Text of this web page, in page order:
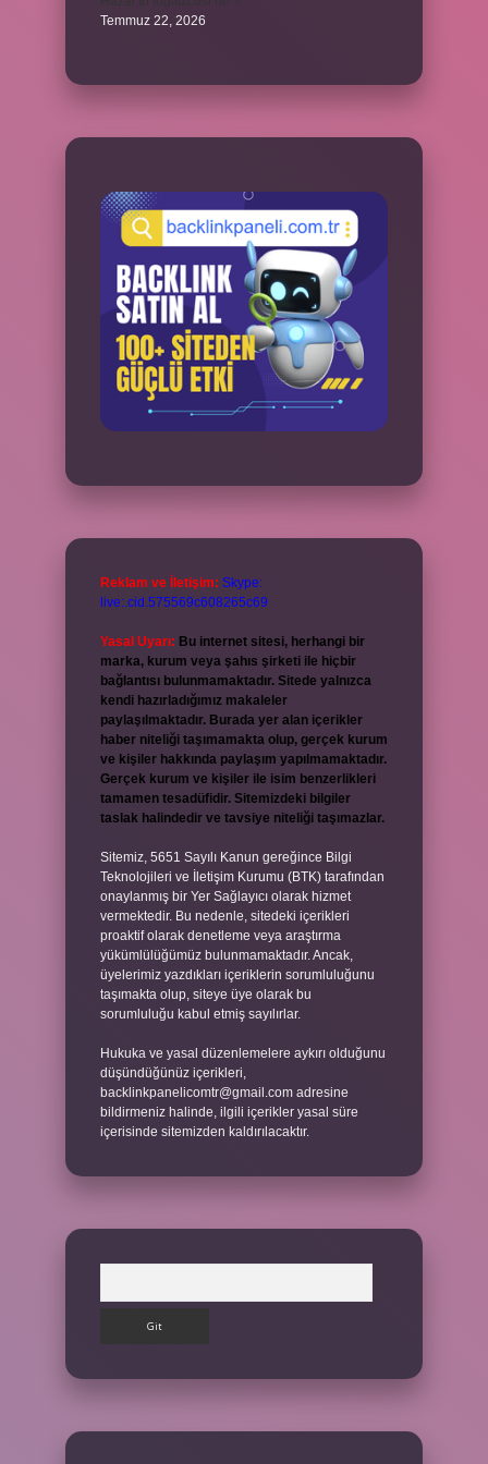
Temmuz 22, 2026
Reklam ve İletişim: Skype:
live:.cid.575569c608265c69
Yasal Uyarı: Bu internet sitesi, herhangi bir
marka, kurum veya şahıs şirketi ile hiçbir
bağlantısı bulunmamaktadır. Sitede yalnızca
kendi hazırladığımız makaleler
paylaşılmaktadır. Burada yer alan içerikler
haber niteliği taşımamakta olup, gerçek kurum
ve kişiler hakkında paylaşım yapılmamaktadır.
Gerçek kurum ve kişiler ile isim benzerlikleri
tamamen tesadüfidir. Sitemizdeki bilgiler
taslak halindedir ve tavsiye niteliği taşımazlar.
Sitemiz, 5651 Sayılı Kanun gereğince Bilgi
Teknolojileri ve İletişim Kurumu (BTK) tarafından
onaylanmış bir Yer Sağlayıcı olarak hizmet
vermektedir. Bu nedenle, sitedeki içerikleri
proaktif olarak denetleme veya araştırma
yükümlülüğümüz bulunmamaktadır. Ancak,
üyelerimiz yazdıkları içeriklerin sorumluluğunu
taşımakta olup, siteye üye olarak bu
sorumluluğu kabul etmiş sayılırlar.
Hukuka ve yasal düzenlemelere aykırı olduğunu
düşündüğünüz içerikleri,
backlinkpanelicomtr@gmail.com adresine
bildirmeniz halinde, ilgili içerikler yasal süre
içerisinde sitemizden kaldırılacaktır.